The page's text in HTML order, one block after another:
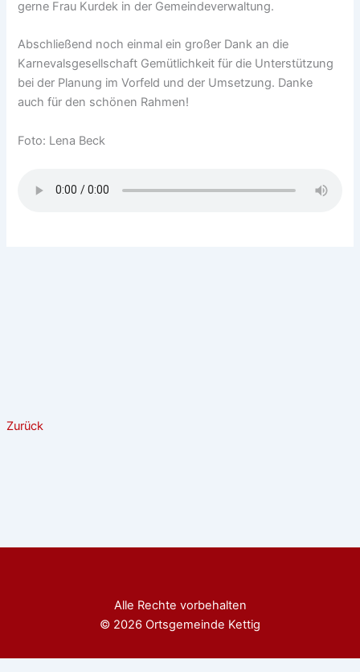
Zurück
gerne Frau Kurdek in der Gemeindeverwaltung.
Abschließend noch einmal ein großer Dank an die
Karnevalsgesellschaft Gemütlichkeit für die Unterstützung
bei der Planung im Vorfeld und der Umsetzung. Danke
auch für den schönen Rahmen!
Foto: Lena Beck
Alle Rechte vorbehalten
© 2026 Ortsgemeinde Kettig